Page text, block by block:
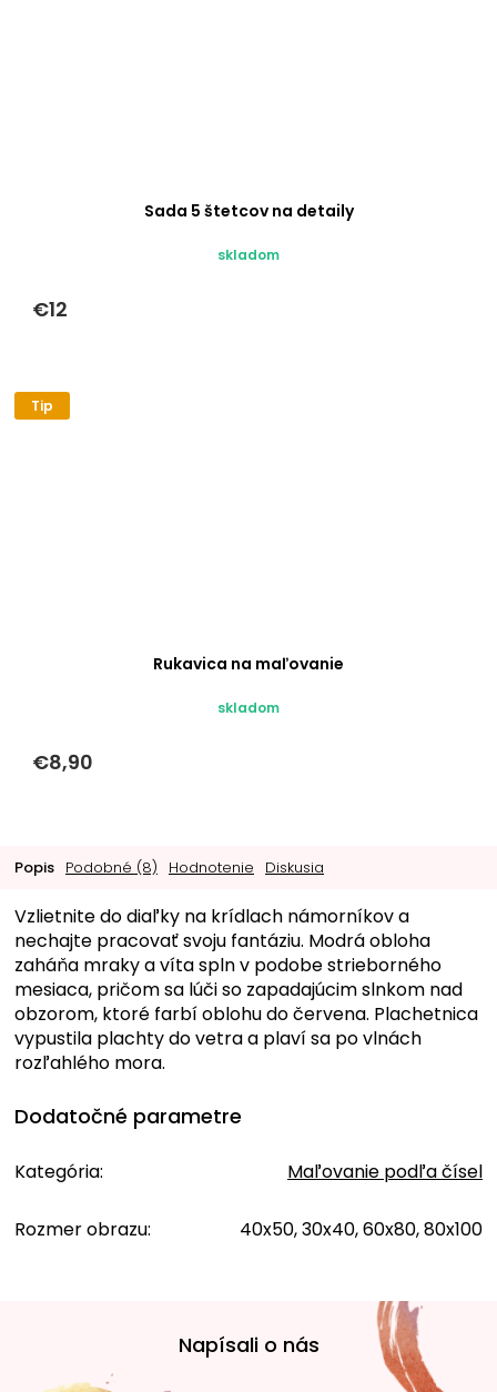
Sada 5 štetcov na detaily
skladom
€12
Tip
Rukavica na maľovanie
skladom
€8,90
Popis Podobné (8) Hodnotenie Diskusia
Vzlietnite do diaľky na krídlach námorníkov a
nechajte pracovať svoju fantáziu. Modrá obloha
zaháňa mraky a víta spln v podobe strieborného
mesiaca, pričom sa lúči so zapadajúcim slnkom nad
obzorom, ktoré farbí oblohu do červena. Plachetnica
vypustila plachty do vetra a plaví sa po vlnách
rozľahlého mora.
Dodatočné parametre
Kategória: Maľovanie podľa čísel
Rozmer obrazu: 40x50, 30x40, 60x80, 80x100
Napísali o nás